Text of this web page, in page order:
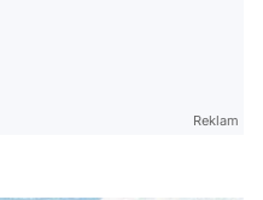
Reklam